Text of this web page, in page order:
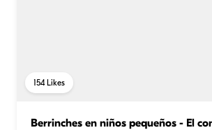
154Likes
Berrinches en niños pequeños - El